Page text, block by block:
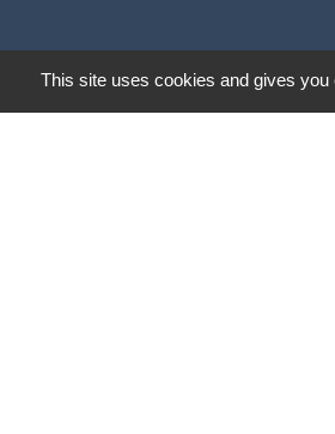
This site uses cookies and gives